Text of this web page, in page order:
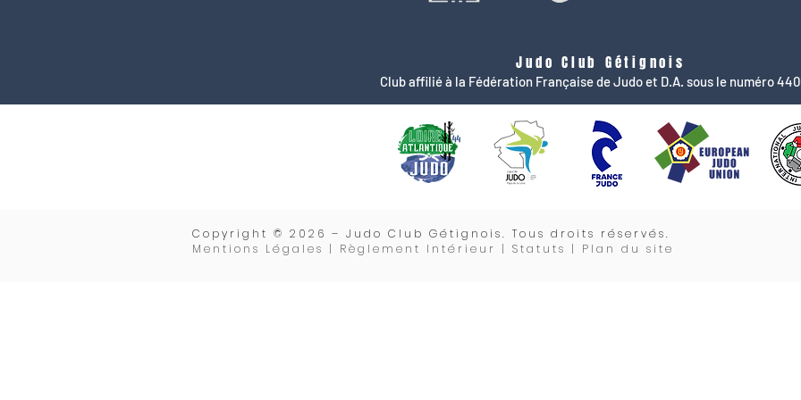
Judo Club Gétignois
Club affilié à la Fédération Française de Judo et D.A. sous le numéro
Copyrigh t © 2026 – Judo Club Gétignois. Tous droits réservés.
Mentions Légales | Règlement Intérieur | Statuts | Plan du site